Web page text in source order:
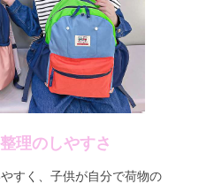
理のしやすさ
すく、子供が自分で荷物の